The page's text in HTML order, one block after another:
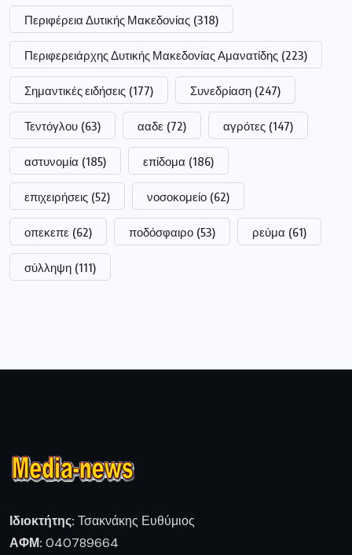
Περιφέρεια Δυτικής Μακεδονίας (318)
Περιφερειάρχης Δυτικής Μακεδονίας Αμανατίδης (223)
Σημαντικές ειδήσεις (177) Συνεδρίαση (247)
Τεντόγλου (63) ααδε (72) αγρότες (147)
αστυνομία (185) επίδομα (186)
επιχειρήσεις (52) νοσοκομείο (62)
οπεκεπε (62) ποδόσφαιρο (53) ρεύμα (61)
σύλληψη (111)
Ιδιοκτήτης: Τσακνάκης Ευθύμιος
ΑΦΜ: 040789664